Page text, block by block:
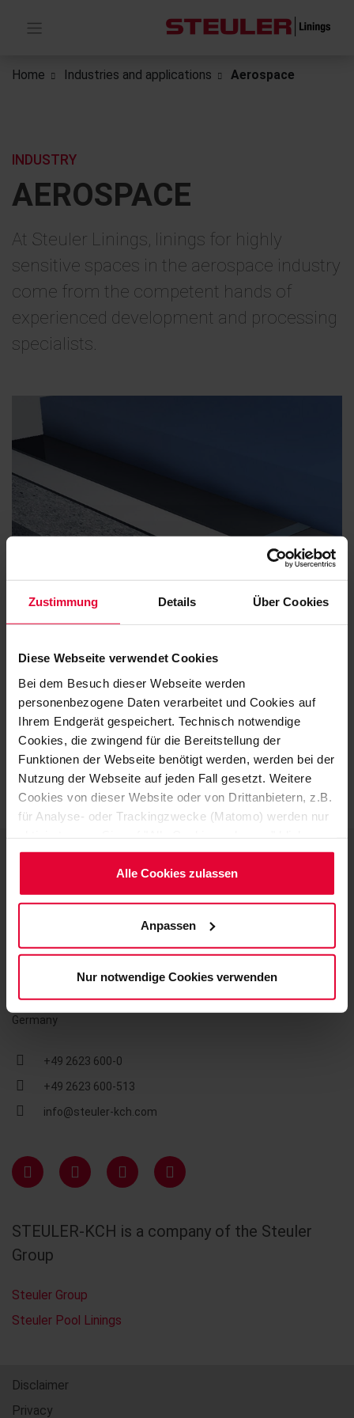
Zustimmung Details Über Cookies
Diese Webseite verwendet Cookies
Bei dem Besuch dieser Webseite werden
personenbezogene Daten verarbeitet und Cookies auf
Ihrem Endgerät gespeichert. Technisch notwendige
Cookies, die zwingend für die Bereitstellung der
Funktionen der Webseite benötigt werden, werden bei der
Nutzung der Webseite auf jeden Fall gesetzt. Weitere
Cookies von dieser Website oder von Drittanbietern, z.B.
für Analyse- oder Trackingzwecke (Matomo) werden nur
Möchten Sie dies nicht, klicken Sie bitte auf "Nur
notwendige Cookies verwenden". Mehr dazu
(einschließlich der Möglichkeit, die Einwilligungserklärung
Cookie-Hinweis(Link im Fuß der Website)
bzw. derDatenschutzerklärung.
Alle Cookies zulassen
Anpassen
Nur notwendige Cookies verwenden
Home Industries and applications Aerospace
AEROSPACE
INDUSTRY
At Steuler Linings, linings for highly
sensitive spaces in the aerospace industry
come from the competent hands of
experienced development and processing
specialists.
Contact
STEULER-KCH GmbH
Berggarten 1
56427 Siershahn
Germany
+49 2623 600-0
+49 2623 600-513
info@steuler-kch.com
STEULER-KCH is a company of the Steuler
Group
Steuler Group
Steuler Pool Linings
Disclaimer
Privacy